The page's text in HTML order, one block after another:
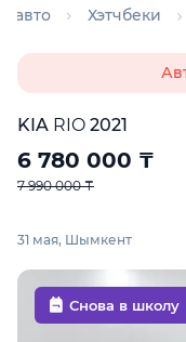
авто Хэтчбеки
KIA RIO 2021
6 780 000 ₸
7 990 000 ₸
31 мая, Шымкент
Снова в школу